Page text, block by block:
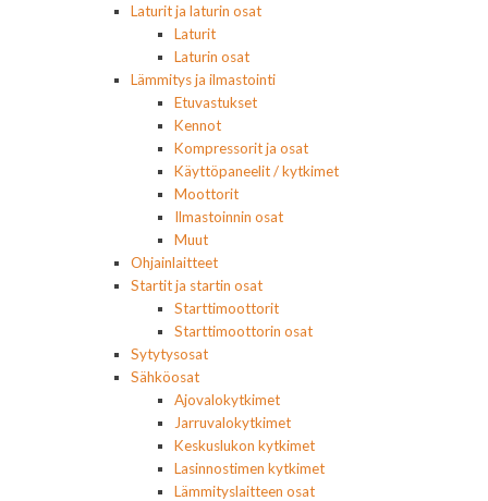
Laturit ja laturin osat
Laturit
Laturin osat
Lämmitys ja ilmastointi
Etuvastukset
Kennot
Kompressorit ja osat
Käyttöpaneelit / kytkimet
Moottorit
Ilmastoinnin osat
Muut
Ohjainlaitteet
Startit ja startin osat
Starttimoottorit
Starttimoottorin osat
Sytytysosat
Sähköosat
Ajovalokytkimet
Jarruvalokytkimet
Keskuslukon kytkimet
Lasinnostimen kytkimet
Lämmityslaitteen osat